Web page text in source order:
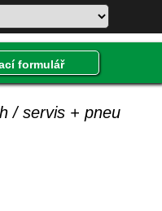
formulář
/ servis + pneu